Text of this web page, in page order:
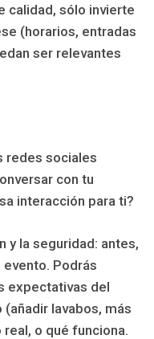
calidad, sólo invierte
(horarios, entradas
ser relevantes
redes sociales
con tu
interacción para ti?
y la seguridad: antes,
Podrás
expectativas del
lavabos, más
o qué funciona.